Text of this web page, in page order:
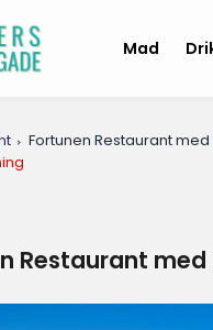
Mad
Fortunen Restaurant
Restaurant med